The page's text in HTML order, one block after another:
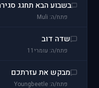
פתח/ה: Muli
שדה דוב
פתח/ה: עומרי11
מבקש את עזרתכם
פתח/ה: Youngbeetle